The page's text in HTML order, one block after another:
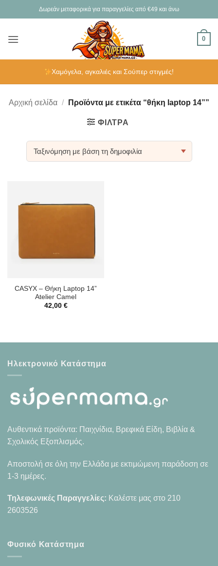
στο
Δωρεάν μεταφορικά για παραγγελίες από €49 και άνω
0
Χαμόγελα, αγκαλιές και Σούπερ στιγμές!
Αρχική σελίδα / Προϊόντα με ετικέτα “θήκη laptop 14””
ΦΊΛΤΡΑ
CASYX – Θήκη Laptop 14”
Atelier Camel
42,00 €
Ηλεκτρονικό Κατάστημα
Αυθεντικά προϊόντα: Παιχνίδια, Βρεφικά Είδη, Βιβλία &
Σχολικός Εξοπλισμός.
Αποστολή σε όλη την Ελλάδα με εκτιμώμενη παράδοση σε
1-3 ημέρες.
Τηλεφωνικές Παραγγελίες: Καλέστε μας στο 210
2603526
Φυσικό Κατάστημα